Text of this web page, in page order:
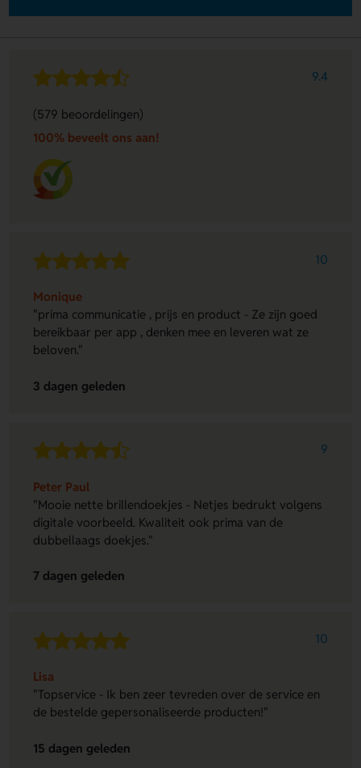
9.4
(579 beoordelingen)
100% beveelt ons aan!
10
Monique
"prima communicatie , prijs en product - Ze zijn goed
bereikbaar per app , denken mee en leveren wat ze
beloven."
3 dagen geleden
9
Peter Paul
"Mooie nette brillendoekjes - Netjes bedrukt volgens
digitale voorbeeld. Kwaliteit ook prima van de
dubbellaags doekjes."
7 dagen geleden
10
Lisa
"Topservice - Ik ben zeer tevreden over de service en
de bestelde gepersonaliseerde producten!"
15 dagen geleden